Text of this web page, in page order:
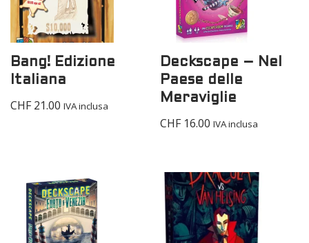
Bang! Edizione
Italiana
CHF21.00 IVA inclusa
Deckscape – Nel
Paese delle
Meraviglie
CHF16.00 IVA inclusa